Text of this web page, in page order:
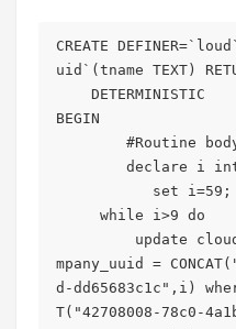
CREATE
uid`(tname TEXT)
BEGIN
mpany_uuid =
d-dd65683c1c",i)
T("42708008-78c0-